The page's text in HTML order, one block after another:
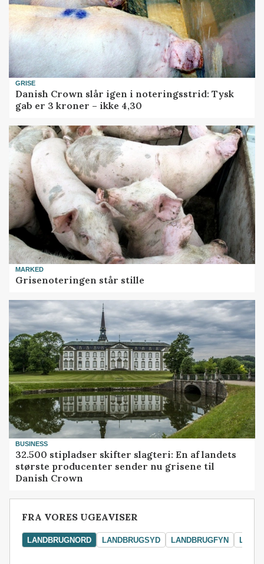
GRISE
Danish Crown slår igen i noteringsstrid: Tysk
gab er 3 kroner – ikke 4,30
MARKED
Grisenoteringen står stille
BUSINESS
32.500 stipladser skifter slagteri: En af landets
største producenter sender nu grisene til
Danish Crown
FRA VORES UGEAVISER
LANDBRUGNORD LANDBRUGSYD LANDBRUGFYN